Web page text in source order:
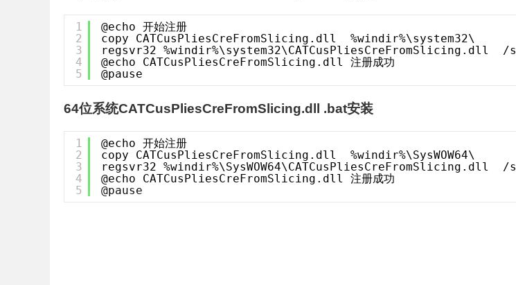
1
2
3
4
5
@echo 开始注册
copy CATCusPliesCreFromSlicing.dll  %windir%\system32\
regsvr32 %windir%\system32\CATCusPliesCreFromSlicing.dll  /s
@echo CATCusPliesCreFromSlicing.dll 注册成功
@pause
64位系统CATCusPliesCreFromSlicing.dll .bat安装
1
2
3
4
5
@echo 开始注册
copy CATCusPliesCreFromSlicing.dll  %windir%\SysWOW64\
regsvr32 %windir%\SysWOW64\CATCusPliesCreFromSlicing.dll  /s
@echo CATCusPliesCreFromSlicing.dll 注册成功
@pause